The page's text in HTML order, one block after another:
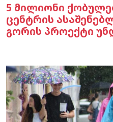
5 მილიონი
ცენტრის
გორის პროექტი